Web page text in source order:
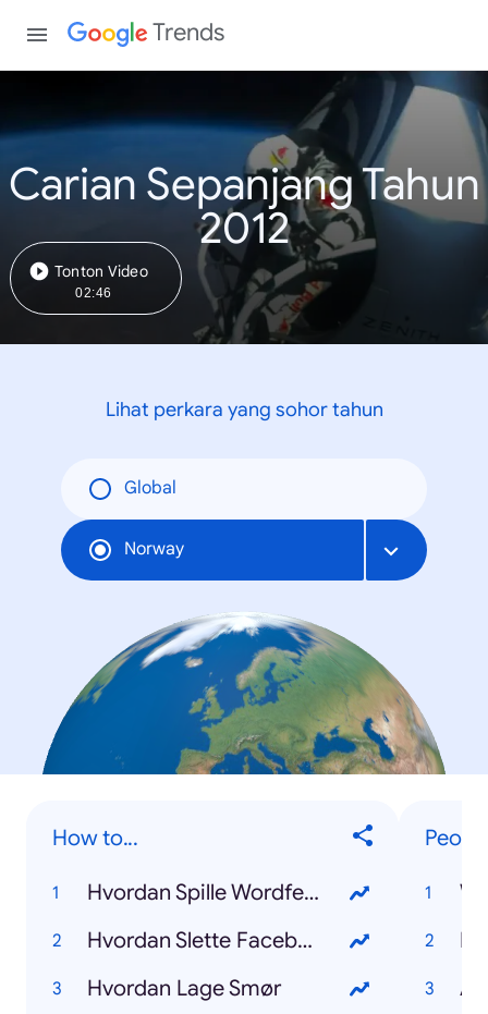
Trends
Carian Sepanjang Tahun
2012
Tonton Video
02:46
Lihat perkara yang sohor tahun
Global
Norway
How to...
Hvordan Spille Wordfeud
Hvordan Slette Facebook
Hvordan Lage Smør